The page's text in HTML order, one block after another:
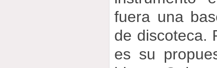
fuera una
de discoteca.
es su